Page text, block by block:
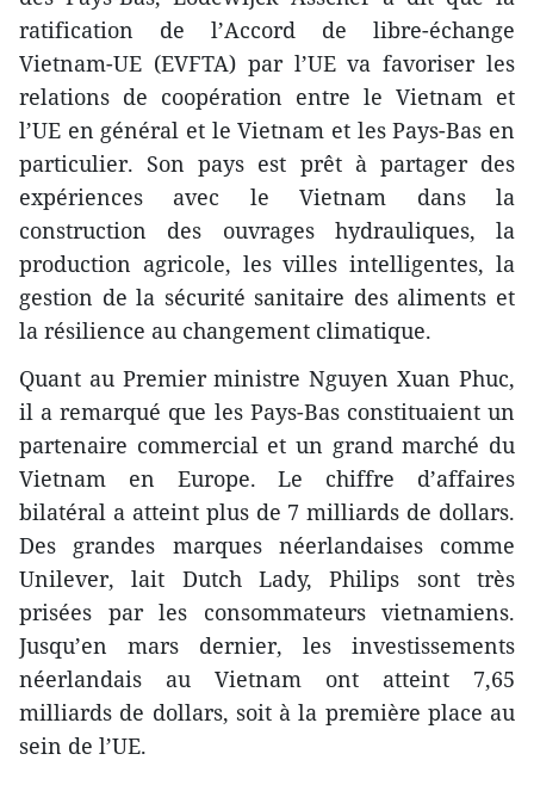
ratification de l’Accord de libre-échange
Vietnam-UE (EVFTA) par l’UE va favoriser ​les
relations de coopération entre le Vietnam et
l’UE en général et le Vietnam et les Pays-Bas en
particulier. Son pays est prêt à partager des
expériences avec le Vietnam dans la
construction des ouvrages hydrauliques, la
production agricole, les villes intelligentes, la
gestion de la sécurité sanitaire des aliments et
la résilience au changement climatique.
Quant au Premier ministre Nguyen Xuan Phuc,
il a remarqué que les Pays-Bas constituaient un
partenaire commercial et un grand marché du
Vietnam en Europe. Le chiffre d’affaires
bilatéral a atteint plus de 7 milliards de dollars.
Des grandes marques néerlandaises comme
Unilever, lait Dutch Lady, Philips sont très
prisées par ​les consommateurs vietnamiens.
Jusqu’​en mars dernier, les investissements
néerlandais au Vietnam ont atteint 7,65
milliards de dollars, soit à la première place au
sein de l’UE.